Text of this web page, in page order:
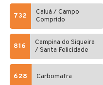
732
Caiuá / Campo
Comprido
816
Campina do Siqueira
/ Santa Felicidade
628 Carbomafra